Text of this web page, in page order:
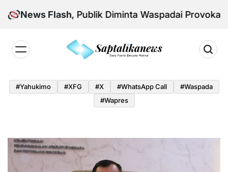
to
News Flash
Aman, Publik Diminta Waspadai Provokasi
#yahukimo #XFG #x #WhatsApp Call
#waspada
#Wapres